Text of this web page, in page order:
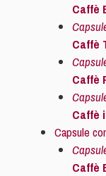
Caffè
Caffè
Caffè
Caffè
Capsule
Caffè